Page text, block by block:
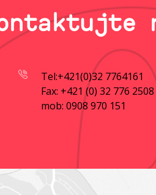
Tel:+421(0)32 7764161
Fax: +421 (0) 32 776 2508
mob: 0908 970 151